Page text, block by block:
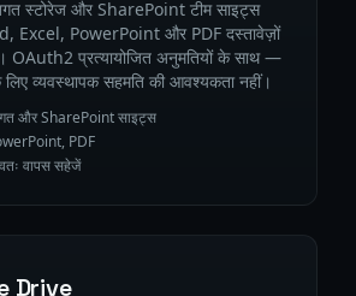
स्टोरेज और SharePoint टीम साइट्स
Excel, PowerPoint और PDF दस्तावेज़ों
OAuth2 प्रत्यायोजित अनुमतियों के साथ —
व्यवस्थापक सहमति की आवश्यकता नहीं।
और SharePoint साइट्स
PDF
वापस सहेजें
Drive